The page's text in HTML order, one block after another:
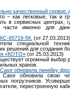
качественный сервис
– как легковые, так и
в сервисных центрах,
части именно для
65719-5К. (от 27.03.2013)
специальной
решений для создания
«КОТО» (от 25.03.2013)
огромный выбор
кранов.
обновила линейку
Case обновила свою
погрузчиков.
перестроенную